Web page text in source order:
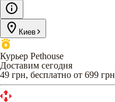
Киев
Курьер Pethouse
Доставим сегодня
49 грн, бесплатно от 699 грн